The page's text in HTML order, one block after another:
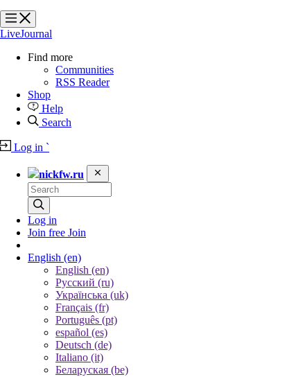
?
?
LiveJournal
Find more
Communities
RSS Reader
Shop
Help
Search
Log in `
nickfw.ru
Log in
Join free Join
English (en)
English (en)
Русский (ru)
Українська (uk)
Français (fr)
Português (pt)
español (es)
Deutsch (de)
Italiano (it)
Беларуская (be)